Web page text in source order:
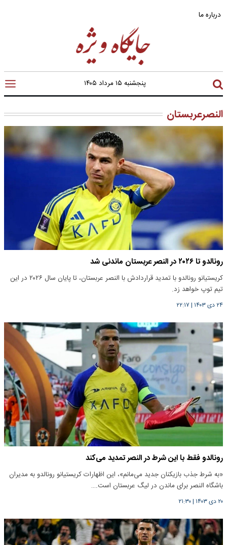
درباره ما
پنجشنبه ۱۵ مرداد ۱۴۰۵
النصرعربستان
رونالدو تا ۲۰۲۶ در النصر عربستان ماندنی شد
کریستیانو رونالدو با تمدید قراردادش با النصر عربستان، تا پایان سال ۲۰۲۶ در این
تیم توپ خواهد زد.
۲۴ دی ۱۴۰۳ | ۲۲:۱۷
رونالدو فقط با این شرط در النصر تمدید می‌کند
«به شرط جذب بازیکنان جدید می‌مانم»، این اظهارات کریستیانو رونالدو به مدیران
باشگاه النصر برای ماندن در لیگ عربستان است.…
۲۰ دی ۱۴۰۳ |۲۱:۳۰